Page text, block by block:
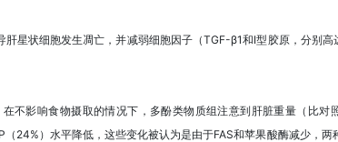
星状细胞发生凋亡，并减弱细胞因子（TGF-β1和I型胶原，分别高
不影响食物摄取的情况下，多酚类物质组注意到肝脏重量（比对
24%）水平降低，这些变化被认为是由于FAS和苹果酸酶减少，